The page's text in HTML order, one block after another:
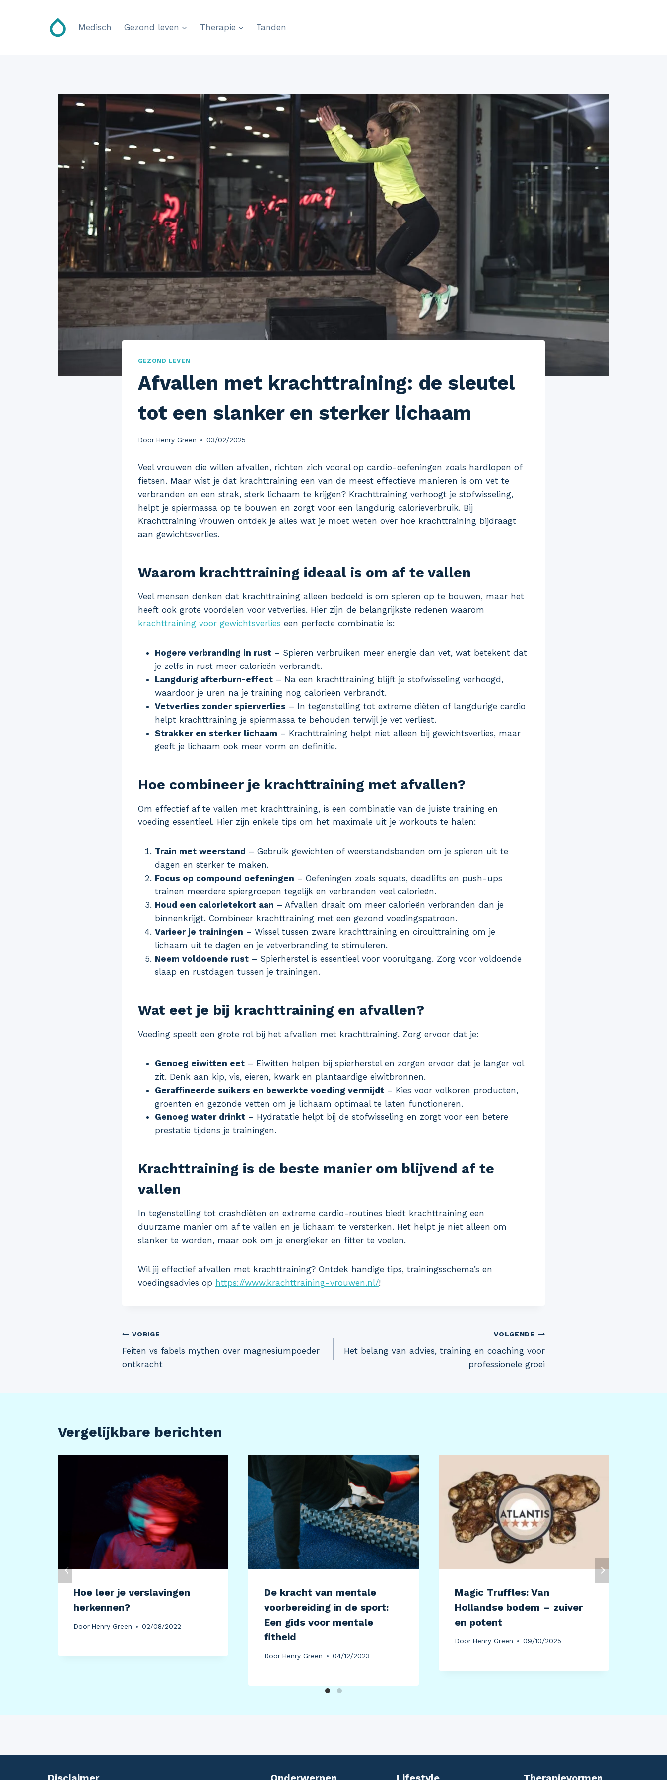
Medisch Gezond leven Therapie Tanden
GEZOND LEVEN
Afvallen met krachttraining: de sleutel
tot een slanker en sterker lichaam
Door Henry Green 03/02/2025
Veel vrouwen die willen afvallen, richten zich vooral op cardio-oefeningen zoals hardlopen of
fietsen. Maar wist je dat krachttraining een van de meest effectieve manieren is om vet te
verbranden en een strak, sterk lichaam te krijgen? Krachttraining verhoogt je stofwisseling,
helpt je spiermassa op te bouwen en zorgt voor een langdurig calorieverbruik. Bij
Krachttraining Vrouwen ontdek je alles wat je moet weten over hoe krachttraining bijdraagt
aan gewichtsverlies.
Waarom krachttraining ideaal is om af te vallen
Veel mensen denken dat krachttraining alleen bedoeld is om spieren op te bouwen, maar het
heeft ook grote voordelen voor vetverlies. Hier zijn de belangrijkste redenen waarom
krachttraining voor gewichtsverlies een perfecte combinatie is:
Hogere verbranding in rust – Spieren verbruiken meer energie dan vet, wat betekent dat
je zelfs in rust meer calorieën verbrandt.
Langdurig afterburn-effect – Na een krachttraining blijft je stofwisseling verhoogd,
waardoor je uren na je training nog calorieën verbrandt.
Vetverlies zonder spierverlies – In tegenstelling tot extreme diëten of langdurige cardio
helpt krachttraining je spiermassa te behouden terwijl je vet verliest.
Strakker en sterker lichaam – Krachttraining helpt niet alleen bij gewichtsverlies, maar
geeft je lichaam ook meer vorm en definitie.
Hoe combineer je krachttraining met afvallen?
Om effectief af te vallen met krachttraining, is een combinatie van de juiste training en
voeding essentieel. Hier zijn enkele tips om het maximale uit je workouts te halen:
Train met weerstand – Gebruik gewichten of weerstandsbanden om je spieren uit te
dagen en sterker te maken.
Focus op compound oefeningen – Oefeningen zoals squats, deadlifts en push-ups
trainen meerdere spiergroepen tegelijk en verbranden veel calorieën.
Houd een calorietekort aan – Afvallen draait om meer calorieën verbranden dan je
binnenkrijgt. Combineer krachttraining met een gezond voedingspatroon.
Varieer je trainingen – Wissel tussen zware krachttraining en circuittraining om je
lichaam uit te dagen en je vetverbranding te stimuleren.
Neem voldoende rust – Spierherstel is essentieel voor vooruitgang. Zorg voor voldoende
slaap en rustdagen tussen je trainingen.
Wat eet je bij krachttraining en afvallen?
Voeding speelt een grote rol bij het afvallen met krachttraining. Zorg ervoor dat je:
Genoeg eiwitten eet – Eiwitten helpen bij spierherstel en zorgen ervoor dat je langer vol
zit. Denk aan kip, vis, eieren, kwark en plantaardige eiwitbronnen.
Geraffineerde suikers en bewerkte voeding vermijdt – Kies voor volkoren producten,
groenten en gezonde vetten om je lichaam optimaal te laten functioneren.
Genoeg water drinkt – Hydratatie helpt bij de stofwisseling en zorgt voor een betere
prestatie tijdens je trainingen.
Krachttraining is de beste manier om blijvend af te
vallen
In tegenstelling tot crashdiëten en extreme cardio-routines biedt krachttraining een
duurzame manier om af te vallen en je lichaam te versterken. Het helpt je niet alleen om
slanker te worden, maar ook om je energieker en fitter te voelen.
Wil jij effectief afvallen met krachttraining? Ontdek handige tips, trainingsschema’s en
voedingsadvies op https://www.krachttraining-vrouwen.nl/!
Bericht
navigatie
VORIGE
Feiten vs fabels mythen over magnesiumpoeder
ontkracht
VOLGENDE
Het belang van advies, training en coaching voor
professionele groei
Vergelijkbare berichten
Hoe leer je verslavingen
herkennen?
Door Henry Green 02/08/2022
De kracht van mentale
voorbereiding in de sport:
Een gids voor mentale
fitheid
Door Henry Green 04/12/2023
Magic Truffles: Van
Hollandse bodem – zuiver
en potent
Door Henry Green 09/10/2025
Disclaimer Onderwerpen Lifestyle Therapievormen